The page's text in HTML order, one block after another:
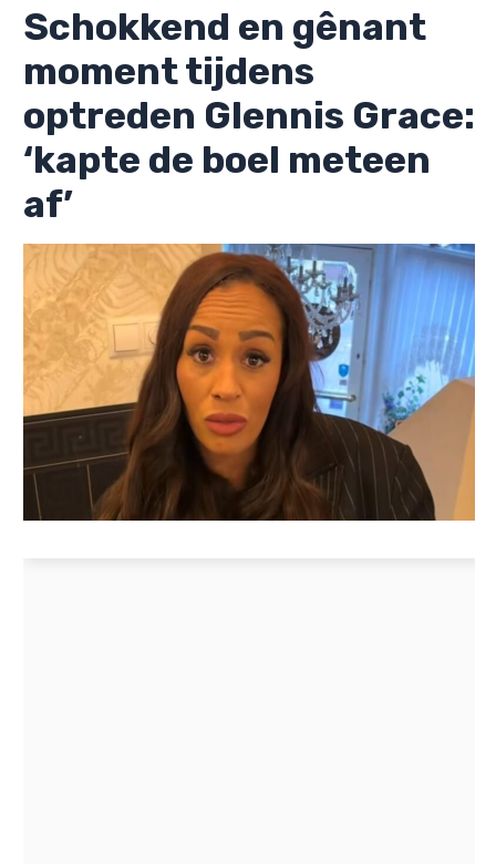
Schokkend en gênant
moment tijdens
optreden Glennis Grace:
‘kapte de boel meteen
af’